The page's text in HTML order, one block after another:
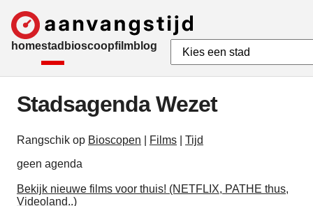
homestad bioscoopfilmblog
Stadsagenda Wezet
Rangschik op Bioscopen Films
Tijd
geen agenda
Bekijk nieuwe films voor thuis! (NETFLIX, PATHE thus,
Videoland..)